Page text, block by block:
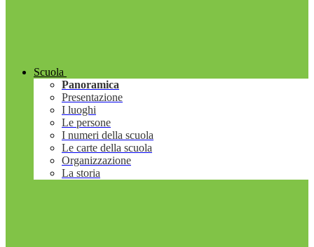
Scuola
Panoramica
Presentazione
I luoghi
Le persone
I numeri della scuola
Le carte della scuola
Organizzazione
La storia